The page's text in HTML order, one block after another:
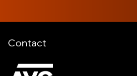
Contact